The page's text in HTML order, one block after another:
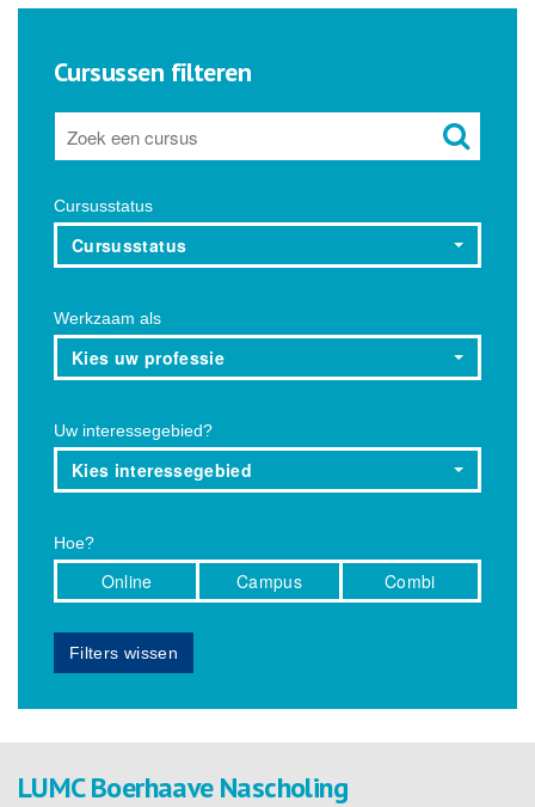
Cursussen filteren
Cursusstatus
Cursusstatus
Werkzaam als
Kies uw professie
Uw interessegebied?
Kies interessegebied
Hoe?
Online Campus Combi
Filters wissen
LUMC Boerhaave Nascholing